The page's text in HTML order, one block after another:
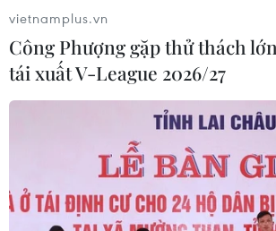
Việt Nam tham dự Trại hè Khoa học
châu Á 2026 tại Hong Kong
Ngày Văn hóa Việt Nam góp phần lan
tỏa bản sắc dân tộc tại Đức ​
vietnamplus.vn
Công Phượng gặp thử thách
tái xuất V-League 2026/27